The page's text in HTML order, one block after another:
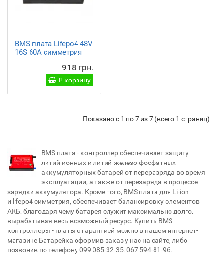
BMS плата Lifepo4 48V
16S 60A симметрия
918 грн.
В корзину
Показано с 1 по 7 из 7 (всего 1 страниц)
BMS плата - контроллер обеспечивает защиту
литий-ионных и литий-железо-фосфатных
аккумуляторных батарей от переразряда во время
эксплуатации, а также от перезаряда в процессе
зарядки аккумулятора. Кроме того, BMS плата для Li-ion
и lifepo4 симметрия, обеспечивает балансировку элементов
АКБ, благодаря чему батарея служит максимально долго,
вырабатывая весь возможный ресурс. Купить BMS
контроллеры - платы с гарантией можно в нашем интернет-
магазине Батарейка оформив заказ у нас на сайте, либо
позвонив по телефону 099 085-32-35, 067 594-81-96.